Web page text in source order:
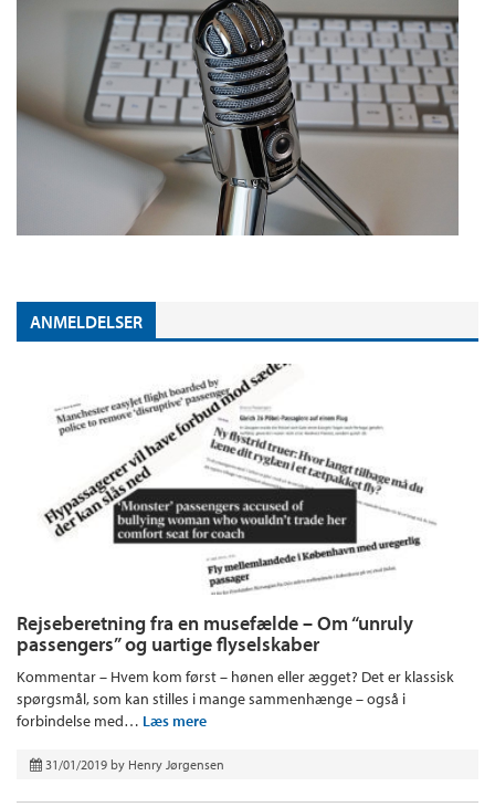
ANMELDELSER
Rejseberetning fra en musefælde – Om “unruly
passengers” og uartige flyselskaber
Kommentar – Hvem kom først – hønen eller ægget? Det er klassisk
spørgsmål, som kan stilles i mange sammenhænge – også i
forbindelse med… Læs mere
31/01/2019 by Henry Jørgensen